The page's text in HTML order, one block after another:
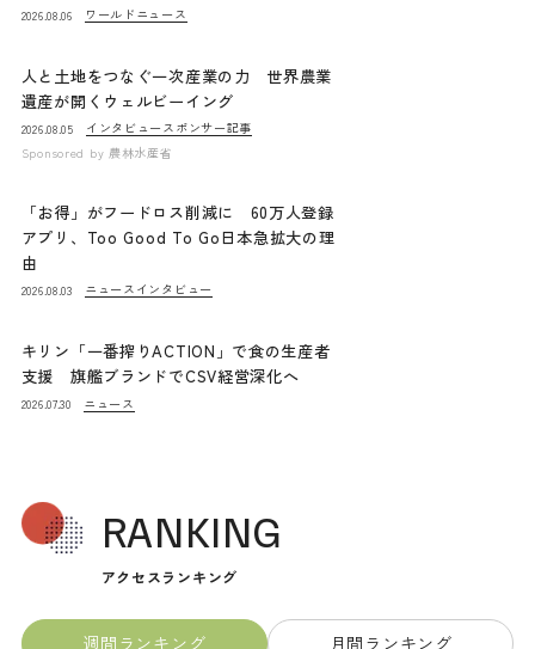
2026.08.06 ワールドニュース
人と土地をつなぐ一次産業の力 世界農業
遺産が開くウェルビーイング
2026.08.05 インタビュー スポンサー記事
Sponsored by 農林水産省
「お得」がフードロス削減に 60万人登録
アプリ、Too Good To Go日本急拡大の理
由
2026.08.03 ニュース インタビュー
キリン「一番搾りACTION」で食の生産者
支援 旗艦ブランドでCSV経営深化へ
2026.07.30 ニュース
RANKING
アクセスランキング
週間ランキング 月間ランキング